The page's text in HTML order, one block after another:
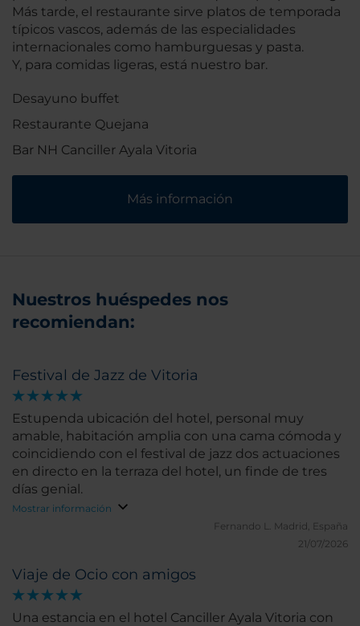
Más tarde, el restaurante sirve platos de temporada
típicos vascos, además de las especialidades
internacionales como hamburguesas y pasta.
Y, para comidas ligeras, está nuestro bar.
Desayuno buffet
Restaurante Quejana
Bar NH Canciller Ayala Vitoria
Más información
Nuestros huéspedes nos
recomiendan:
Festival de Jazz de Vitoria
Estupenda ubicación del hotel, personal muy
amable, habitación amplia con una cama cómoda y
coincidiendo con el festival de jazz dos actuaciones
en directo en la terraza del hotel, un finde de tres
días genial.
Mostrar información
Fernando L.
Madrid, España
21/07/2026
Viaje de Ocio con amigos
Una estancia en el hotel Canciller Ayala Vitoria con